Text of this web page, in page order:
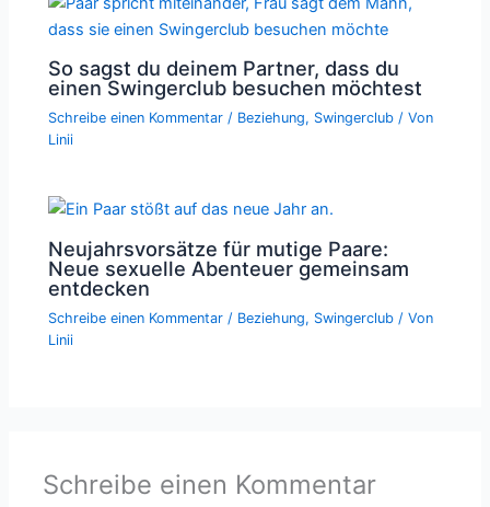
So sagst du deinem Partner, dass du
einen Swingerclub besuchen möchtest
Schreibe einen Kommentar / Beziehung, Swingerclub / Von
Linii
Neujahrsvorsätze für mutige Paare:
Neue sexuelle Abenteuer gemeinsam
entdecken
Schreibe einen Kommentar / Beziehung, Swingerclub / Von
Linii
Schreibe einen Kommentar